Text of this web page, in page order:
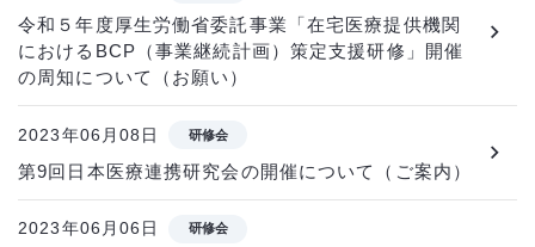
令和５年度厚生労働省委託事業「在宅医療提供機関
におけるBCP（事業継続計画）策定支援研修」開催
の周知について（お願い）
2023年06月08日 研修会
第9回日本医療連携研究会の開催について（ご案内）
2023年06月06日 研修会